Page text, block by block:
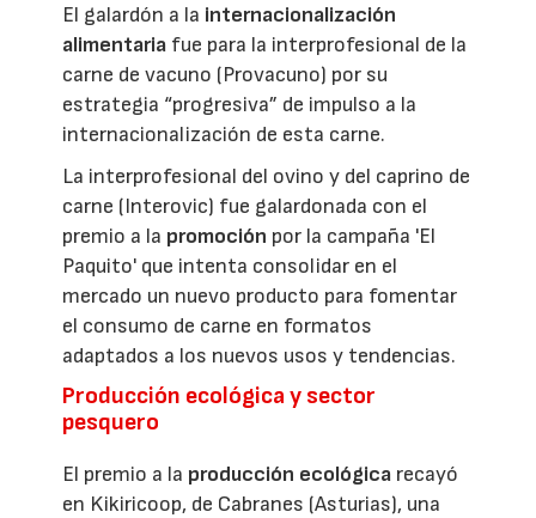
El galardón a la internacionalización
alimentaria fue para la interprofesional de la
carne de vacuno (Provacuno) por su
estrategia “progresiva” de impulso a la
internacionalización de esta carne.
La interprofesional del ovino y del caprino de
carne (Interovic) fue galardonada con el
premio a la promoción por la campaña 'El
Paquito' que intenta consolidar en el
mercado un nuevo producto para fomentar
el consumo de carne en formatos
adaptados a los nuevos usos y tendencias.
Producción ecológica y sector
pesquero
El premio a la producción ecológica recayó
en Kikiricoop, de Cabranes (Asturias), una